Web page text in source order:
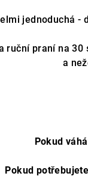
jednoduchá -
ruční praní na
a
Pokud
Pokud